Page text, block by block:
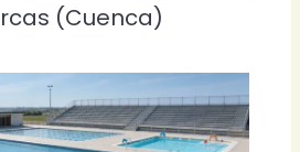
(Cuenca)